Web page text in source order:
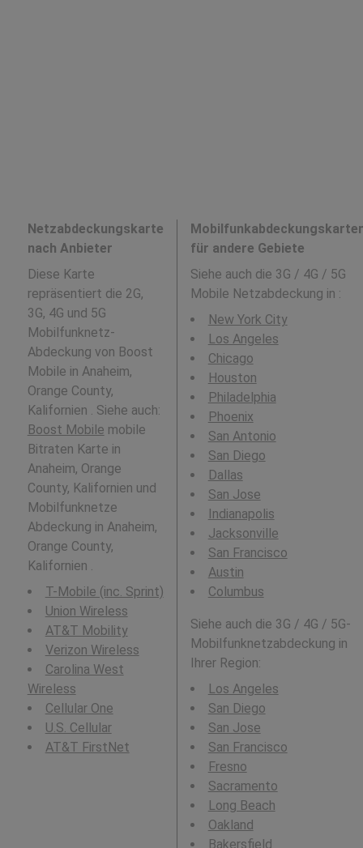
Netzabdeckungskarte
nach Anbieter
Diese Karte
repräsentiert die 2G,
3G, 4G und 5G
Mobilfunknetz-
Abdeckung von Boost
Mobile in Anaheim,
Orange County,
Kalifornien . Siehe auch:
Boost Mobile mobile
Bitraten Karte in
Anaheim, Orange
County, Kalifornien und
Mobilfunknetze
Abdeckung in Anaheim,
Orange County,
Kalifornien .
T-Mobile (inc. Sprint)
Union Wireless
AT&T Mobility
Verizon Wireless
Carolina West
Wireless
Cellular One
U.S. Cellular
AT&T FirstNet
für andere Gebiete
Siehe auch die 3G / 4G / 5G
Mobile Netzabdeckung in :
New York City
Los Angeles
Chicago
Houston
Philadelphia
Phoenix
San Antonio
San Diego
Dallas
San Jose
Indianapolis
Jacksonville
San Francisco
Austin
Columbus
Siehe auch die 3G / 4G / 5G-
Mobilfunknetzabdeckung in
Ihrer Region:
Los Angeles
San Diego
San Jose
San Francisco
Fresno
Sacramento
Long Beach
Oakland
Bakersfield